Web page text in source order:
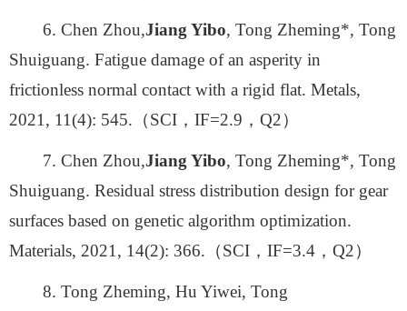
6. Chen Zhou,Jiang Yibo, Tong Zheming*, Tong
Shuiguang. Fatigue damage of an asperity in
frictionless normal contact with a rigid flat. Metals,
2021, 11(4): 545.（SCI，IF=2.9，Q2）
7. Chen Zhou,Jiang Yibo, Tong Zheming*, Tong
Shuiguang. Residual stress distribution design for gear
surfaces based on genetic algorithm optimization.
Materials, 2021, 14(2): 366.（SCI，IF=3.4，Q2）
8. Tong Zheming, Hu Yiwei, Tong